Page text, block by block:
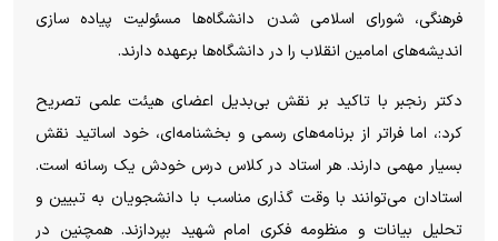
فرهنگی، شورای اسلامی شدن دانشگاه‌ها مسئولیت پیاده سازی
اندیشه‌های امامین انقلاب را در دانشگاه‌ها برعهده دارند.
دکتر رنجبر با تاکید بر نقش بی‌بدیل اعضای هیئت علمی تصریح
کرد:، اما فراتر از برنامه‌های رسمی و بخشنامه‌ای، خود اساتید نقش
بسیار مهمی دارند. هر استاد در کلاس درس خودش یک رسانه است.
استادان می‌توانند با وقت گذاری مناسب با دانشجویان به تبیین و
تحلیل بیانات و منظومه فکری امام شهید بپردازند. همچنین در